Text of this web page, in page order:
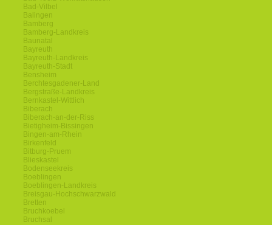
Bad-Vilbel
Balingen
Bamberg
Bamberg-Landkreis
Baunatal
Bayreuth
Bayreuth-Landkreis
Bayreuth-Stadt
Bensheim
Berchtesgadener-Land
Bergstraße-Landkreis
Bernkastel-Wittlich
Biberach
Biberach-an-der-Riss
Bietigheim-Bissingen
Bingen-am-Rhein
Birkenfeld
Bitburg-Pruem
Blieskastel
Bodenseekreis
Boeblingen
Boeblingen-Landkreis
Breisgau-Hochschwarzwald
Bretten
Bruchkoebel
Bruchsal